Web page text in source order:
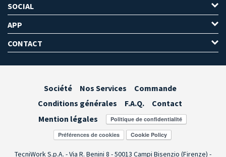
SOCIAL
APP
CONTACT
Société Nos Services
Commande
Conditions générales
F.A.Q.
Contact
Mention légales
Préférences de cookies
TecniWork S.p.A. - Via R. Benini 8 - 50013 Campi Bisenzio (Firenze) -